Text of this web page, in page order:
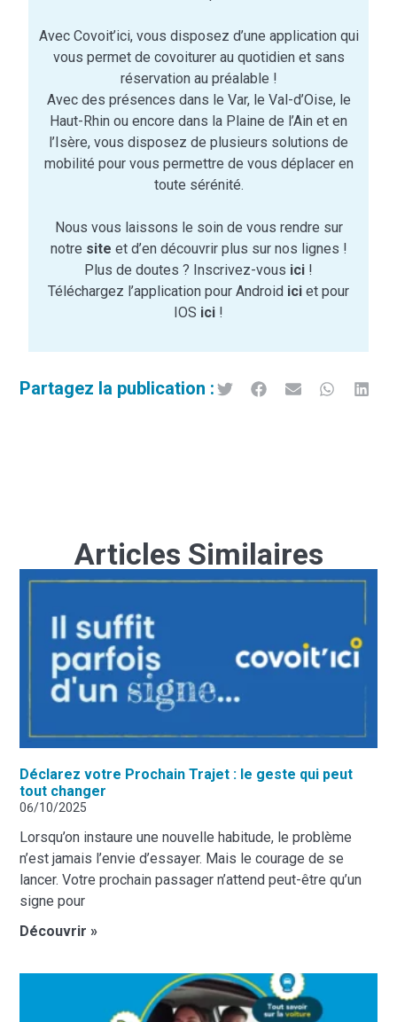
Avec Covoit’ici, vous disposez d’une application qui
vous permet de covoiturer au quotidien et sans
réservation au préalable !
Avec des présences dans le Var, le Val-d’Oise, le
Haut-Rhin ou encore dans la Plaine de l’Ain et en
l’Isère, vous disposez de plusieurs solutions de
mobilité pour vous permettre de vous déplacer en
toute sérénité.
Nous vous laissons le soin de vous rendre sur
notre site et d’en découvrir plus sur nos lignes !
Plus de doutes ? Inscrivez-vous ici !
Téléchargez l’application pour Android ici et pour
IOS ici !
Partagez la publication :
Articles Similaires
Déclarez votre Prochain Trajet : le geste qui peut
tout changer
06/10/2025
Lorsqu’on instaure une nouvelle habitude, le problème
n’est jamais l’envie d’essayer. Mais le courage de se
lancer. Votre prochain passager n’attend peut-être qu’un
signe pour
Découvrir »